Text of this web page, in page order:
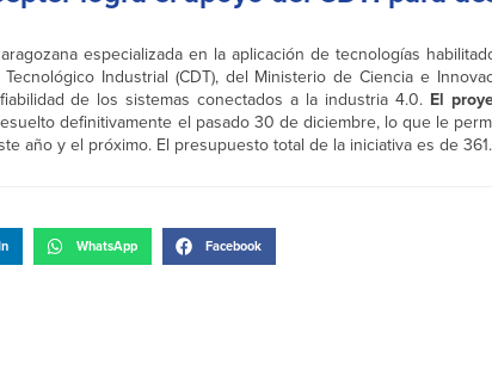
especializada en la aplicación de tecnologías
Industrial (CDT), del Ministerio de Ciencia e
de los sistemas conectados a la industria 4.0. El
definitivamente el pasado 30 de diciembre, lo que le
año y el próximo. El presupuesto total de la iniciativa es de
WhatsApp Facebook